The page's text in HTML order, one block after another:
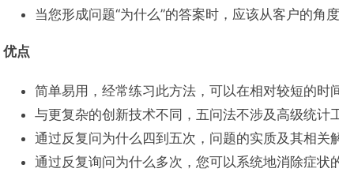
当您形成问题“为什么”的答案时，应该从客户的角度
优点
简单易用，经常练习此方法，可以在相对较短的时
与更复杂的创新技术不同，五问法不涉及高级统计
通过反复问为什么四到五次，问题的实质及其相关
通过反复询问为什么多次，您可以系统地消除症